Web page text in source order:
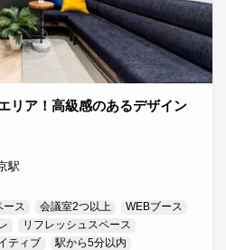
リア！高級感のあるデザイン
駅
ース 会議室2つ以上
WEBブース
リフレッシュスペース
ティブ
駅から5分以内